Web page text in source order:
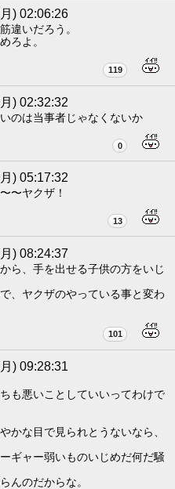
) 02:06:26
違いだろう。
ろよ。
119
) 02:32:32
のは当事者じゃなくないか
0
) 05:17:32
〜ヤクザ！
13
) 08:24:37
ら、手を出せる子供の方をいじ
、ヤクザのやっている事と変わ
101
) 09:28:31
も悪いことしていいってわけで
かな目で見られとうないなら、
ギャー弱いものいじめだ何だ騒
んのだからな。